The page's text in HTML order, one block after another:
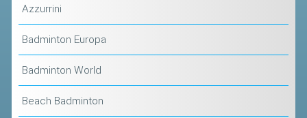
Azzurrini
Badminton Europa
Badminton World
Beach Badminton
QUOTE E TASSE
LINE